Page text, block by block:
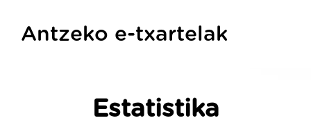
Antzeko e-txartelak
Estatistika